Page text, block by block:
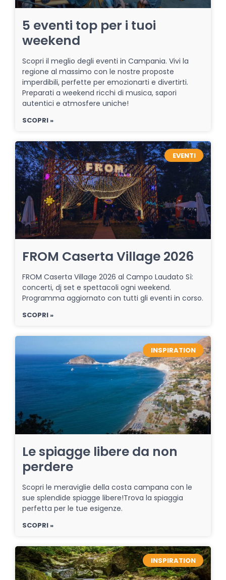
5 eventi top per i tuoi
weekend
Scopri il meglio degli eventi in Campania. Vivi la
regione al massimo con le nostre proposte
imperdibili, perfette per emozionarti e divertirti.
Preparati a weekend ricchi di musica, sapori
autentici e atmosfere uniche!
SCOPRI »
EVENTI
FROM Caserta Village 2026
FROM Caserta Village 2026 al Campo Laudato Sì:
concerti, dj set e spettacoli ogni weekend.
Programma aggiornato con tutti gli eventi in corso.
SCOPRI »
INSPIRATION
Le spiagge libere da non
perdere
Scopri le meraviglie della costa campana con le
sue splendide spiagge libere!Trova la spiaggia
perfetta per le tue esigenze.
SCOPRI »
INSPIRATION